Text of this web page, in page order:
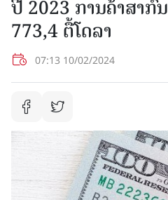
ປີ 2023 ການຄ້າສາກົ
773,4 ຕື້ໂດລາ
07:13 10/02/2024